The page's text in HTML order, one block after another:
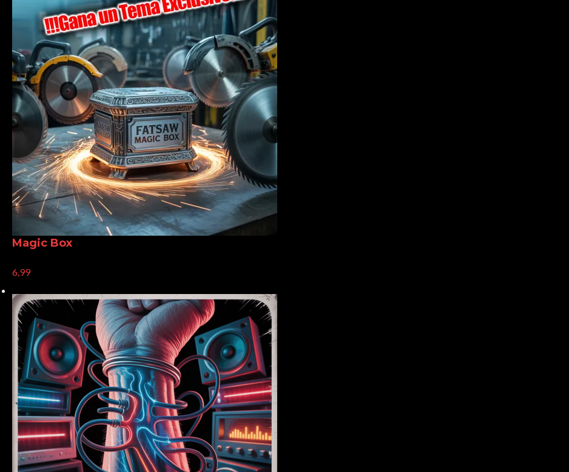
Magic Box
6,99